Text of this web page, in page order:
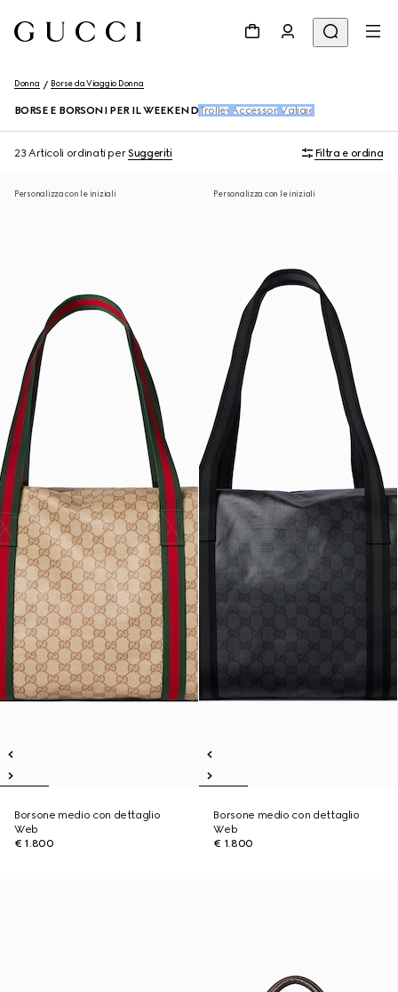
Donna Borse da Viaggio Donna
BORSE E BORSONI PER IL WEEKEND Trolley Accessori Valigie
23 Articoli ordinati perSuggeriti Filtra e ordina
Personalizza con le iniziali
Borsone medio con dettaglio
Web
€ 1.800
Personalizza con le iniziali
Borsone medio con dettaglio
Web
€ 1.800